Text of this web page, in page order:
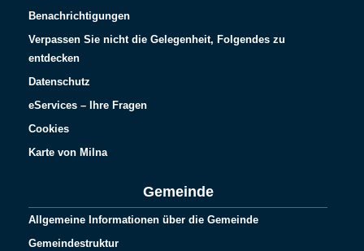
Benachrichtigungen
Verpassen Sie nicht die Gelegenheit, Folgendes zu
entdecken
Datenschutz
eServices – Ihre Fragen
Cookies
Karte von Milna
Gemeinde
Allgemeine Informationen über die Gemeinde
Gemeindestruktur